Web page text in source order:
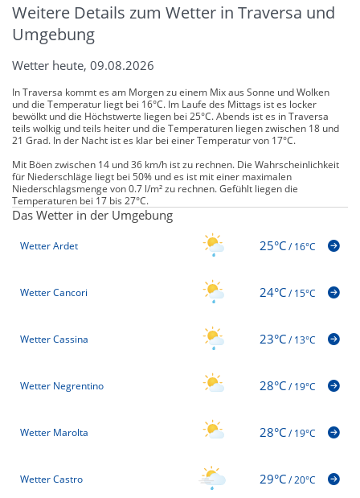
Weitere Details zum Wetter in Traversa und
Umgebung
Wetter heute, 09.08.2026
In Traversa kommt es am Morgen zu einem Mix aus Sonne und Wolken
und die Temperatur liegt bei 16°C. Im Laufe des Mittags ist es locker
bewölkt und die Höchstwerte liegen bei 25°C. Abends ist es in Traversa
teils wolkig und teils heiter und die Temperaturen liegen zwischen 18 und
21 Grad. In der Nacht ist es klar bei einer Temperatur von 17°C.
Mit Böen zwischen 14 und 36 km/h ist zu rechnen. Die Wahrscheinlichkeit
für Niederschläge liegt bei 50% und es ist mit einer maximalen
Niederschlagsmenge von 0.7 l/m² zu rechnen. Gefühlt liegen die
Temperaturen bei 17 bis 27°C.
Das Wetter in der Umgebung
Wetter Ardet 25°C/16°C
Wetter Cancori 24°C/15°C
Wetter Cassina 23°C/13°C
Wetter Negrentino 28°C/19°C
Wetter Marolta 28°C/19°C
Wetter Castro 29°C/20°C